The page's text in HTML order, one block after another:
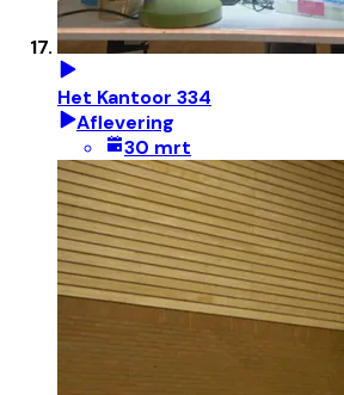
Het Kantoor 334
Aflevering
30 mrt